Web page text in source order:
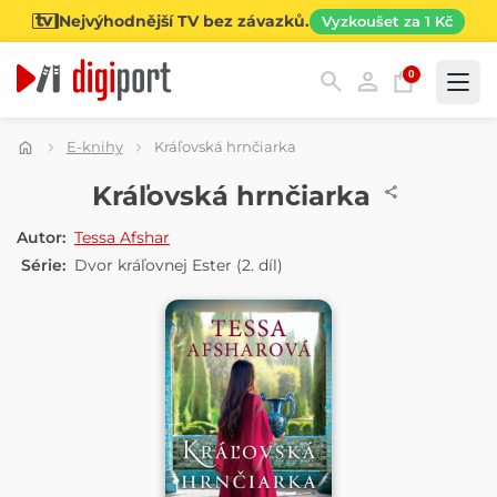
Nejvýhodnější TV bez závazků. Vyzkoušet za 1 Kč
0
Kategorie
E-knihy Kráľovská hrnčiarka
Kráľovská hrnčiarka
Autor: Tessa Afshar
Série: Dvor kráľovnej Ester (2. díl)